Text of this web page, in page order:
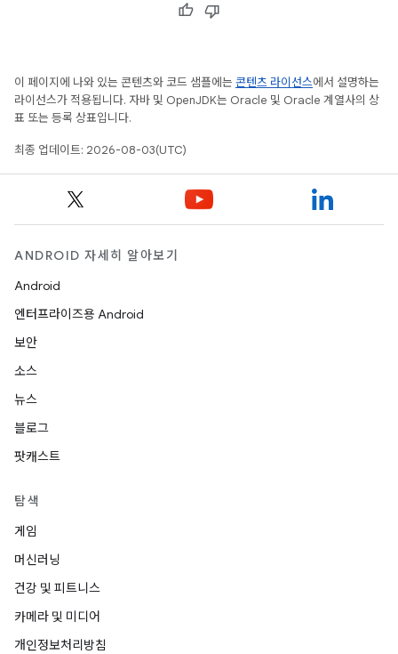
이 페이지에 나와 있는 콘텐츠와 코드 샘플에는 콘텐츠 라이선스에서 설명하는
라이선스가 적용됩니다. 자바 및 OpenJDK는 Oracle 및 Oracle 계열사의 상
표 또는 등록 상표입니다.
최종 업데이트: 2026-08-03(UTC)
ANDROID 자세히 알아보기
Android
엔터프라이즈용 Android
보안
소스
뉴스
블로그
팟캐스트
탐색
게임
머신러닝
건강 및 피트니스
카메라 및 미디어
개인정보처리방침